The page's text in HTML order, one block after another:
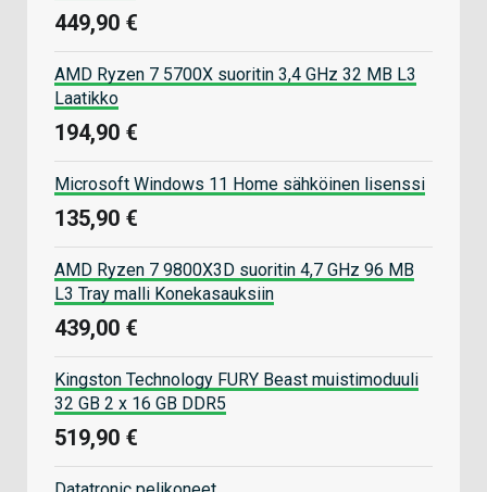
449,90 €
AMD Ryzen 7 5700X suoritin 3,4 GHz 32 MB L3
Laatikko
194,90 €
Microsoft Windows 11 Home sähköinen lisenssi
135,90 €
AMD Ryzen 7 9800X3D suoritin 4,7 GHz 96 MB
L3 Tray malli Konekasauksiin
439,00 €
Kingston Technology FURY Beast muistimoduuli
32 GB 2 x 16 GB DDR5
519,90 €